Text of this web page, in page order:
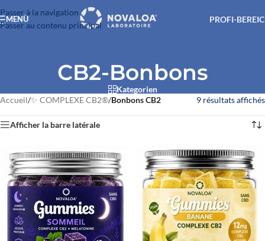
Passer à la navigation
Passer au contenu principal
MENÜ PROFI-
CB2-Bonbons
Kategorien
Accueil/✨ COMPLEXE CB2®/Bonbons CB2 9 résultats affichés
Afficher la barre latérale